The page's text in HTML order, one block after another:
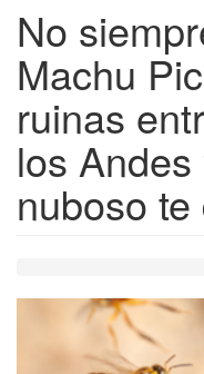
No
Machu
ruinas
los
nuboso